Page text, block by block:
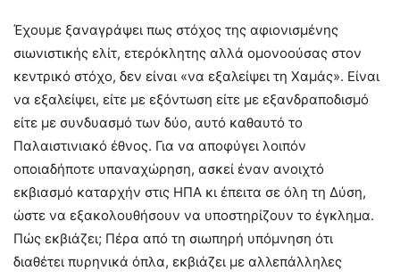
Έχουμε ξαναγράψει πως στόχος της αφιονισμένης
σιωνιστικής ελίτ, ετερόκλητης αλλά ομονοούσας στον
κεντρικό στόχο, δεν είναι «να εξαλείψει τη Χαμάς». Είναι
να εξαλείψει, είτε με εξόντωση είτε με εξανδραποδισμό
είτε με συνδυασμό των δύο, αυτό καθαυτό το
Παλαιστινιακό έθνος. Για να αποφύγει λοιπόν
οποιαδήποτε υπαναχώρηση, ασκεί έναν ανοιχτό
εκβιασμό καταρχήν στις ΗΠΑ κι έπειτα σε όλη τη Δύση,
ώστε να εξακολουθήσουν να υποστηρίζουν το έγκλημα.
Πώς εκβιάζει; Πέρα από τη σιωπηρή υπόμνηση ότι
διαθέτει πυρηνικά όπλα, εκβιάζει με αλλεπάλληλες